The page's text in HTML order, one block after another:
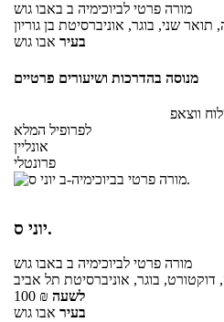
מורה פרטי לביוכימיה ב באבו גוש
שני, בוגר, אוניברסיטת בן גוריון
בעיר אבו גוש
מנוסה בהדרכות ושיעורים פרטיים
ווצאפ
לפרופיל המלא
אונליין
פרונטלי
יוני ס.
מורה פרטי לביוכימיה ב באבו גוש
דוקטורט, בוגר, אוניברסיטת תל אביב
100 ₪ לשעה
בעיר אבו גוש